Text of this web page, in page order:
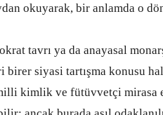
okuyarak, bir anlamda o
tavrı ya da anayasal
birer siyasi tartışma konusu
kimlik ve fütüvvetçi